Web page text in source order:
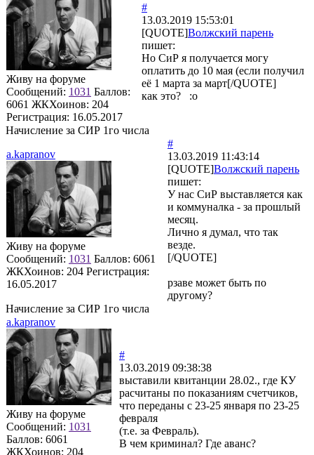
Живу на форуме
Сообщений: 1031 Баллов:
6061 ЖКХоинов: 204
Регистрация: 16.05.2017
#
13.03.2019 15:53:01
[QUOTE]Волжский парень
пишет:
Но СиР я получается могу
оплатить до 10 мая (если получил
её 1 марта за март[/QUOTE]
как это? :o
Начисление за СИР 1го числа
a.kapranov
Живу на форуме
Сообщений: 1031 Баллов: 6061
ЖКХоинов: 204 Регистрация:
16.05.2017
#
13.03.2019 11:43:14
[QUOTE]Волжский парень
пишет:
У нас СиР выставляется как
и коммуналка - за прошлый
месяц.
Лично я думал, что так
везде.
[/QUOTE]
рзаве может быть по
другому?
Начисление за СИР 1го числа
a.kapranov
Живу на форуме
Сообщений: 1031
Баллов: 6061
ЖКХоинов: 204
#
13.03.2019 09:38:38
выставили квитанции 28.02., где КУ
расчитаны по показаниям счетчиков,
что переданы с 23-25 января по 23-25
февраля
(т.е. за Февраль).
В чем криминал? Где аванс?